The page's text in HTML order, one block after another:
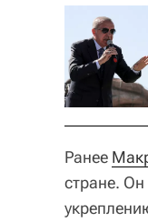
Ранее
стране.